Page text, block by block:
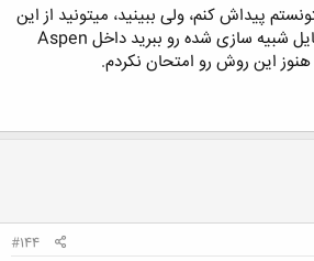
پیداش کنم، ولی ببینید، میتونید از این
قسمتش استفاده کنید و فایل شبیه سازی شده رو ببرید داخل Aspen
#144